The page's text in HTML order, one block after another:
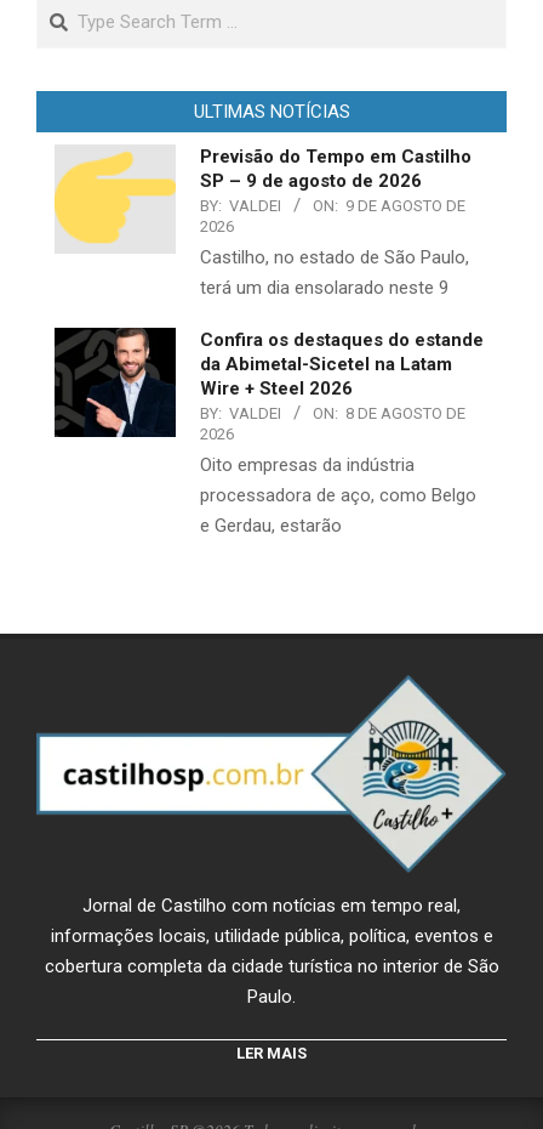
Search
ULTIMAS NOTÍCIAS
Previsão do Tempo em Castilho
SP – 9 de agosto de 2026
BY: VALDEI ON: 9 DE AGOSTO DE
2026
Castilho, no estado de São Paulo,
terá um dia ensolarado neste 9
Confira os destaques do estande
da Abimetal-Sicetel na Latam
Wire + Steel 2026
BY: VALDEI ON: 8 DE AGOSTO DE
2026
Oito empresas da indústria
processadora de aço, como Belgo
e Gerdau, estarão
Jornal de Castilho com notícias em tempo real,
informações locais, utilidade pública, política, eventos e
cobertura completa da cidade turística no interior de São
Paulo.
LER MAIS